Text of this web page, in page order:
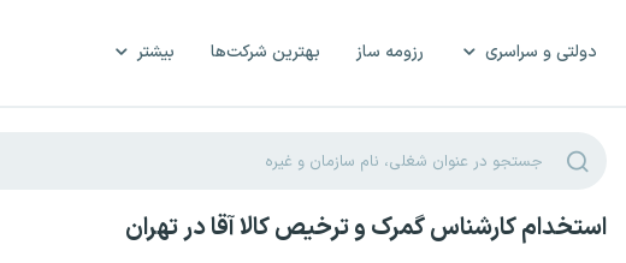
دولتی و سراسری رزومه ساز بهترین شرکت‌ها بیشتر
استخدام کارشناس گمرک و ترخیص کالا آقا در تهران